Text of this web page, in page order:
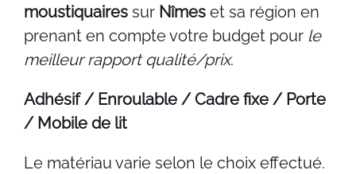
moustiquaires sur Nîmes et sa région en
prenant en compte votre budget pour le
meilleur rapport qualité/prix.
Adhésif / Enroulable / Cadre fixe / Porte
/ Mobile de lit
Le matériau varie selon le choix effectué.